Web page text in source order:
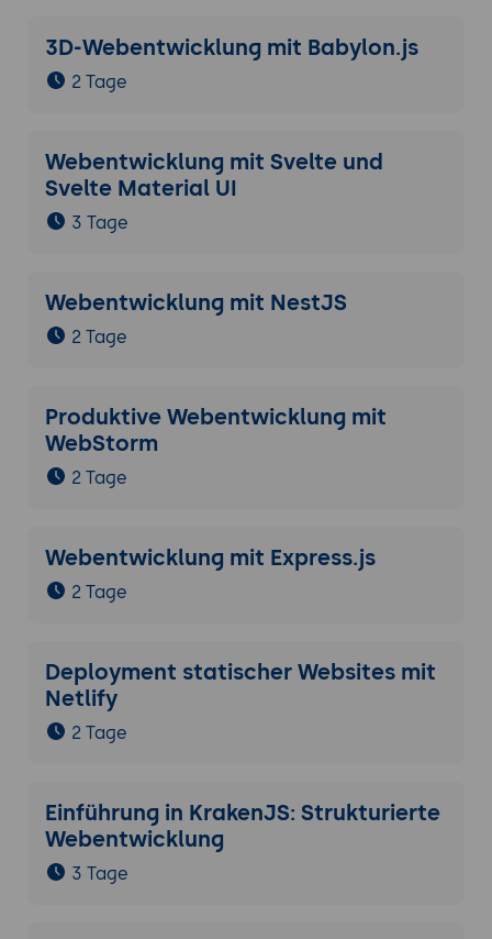
3D-Webentwicklung mit Babylon.js
2 Tage
Webentwicklung mit Svelte und
Svelte Material UI
3 Tage
Webentwicklung mit NestJS
2 Tage
Produktive Webentwicklung mit
WebStorm
2 Tage
Webentwicklung mit Express.js
2 Tage
Deployment statischer Websites mit
Netlify
2 Tage
Einführung in KrakenJS: Strukturierte
Webentwicklung
3 Tage